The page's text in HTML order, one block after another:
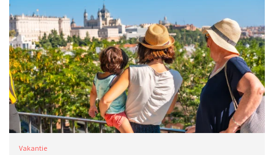
Vakantie